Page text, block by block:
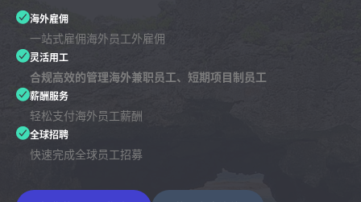
海外雇佣
一站式雇佣海外员工外雇佣
灵活用工
合规高效的管理海外兼职员工、短期项目制员工
薪酬服务
轻松支付海外员工薪酬
全球招聘
快速完成全球员工招募